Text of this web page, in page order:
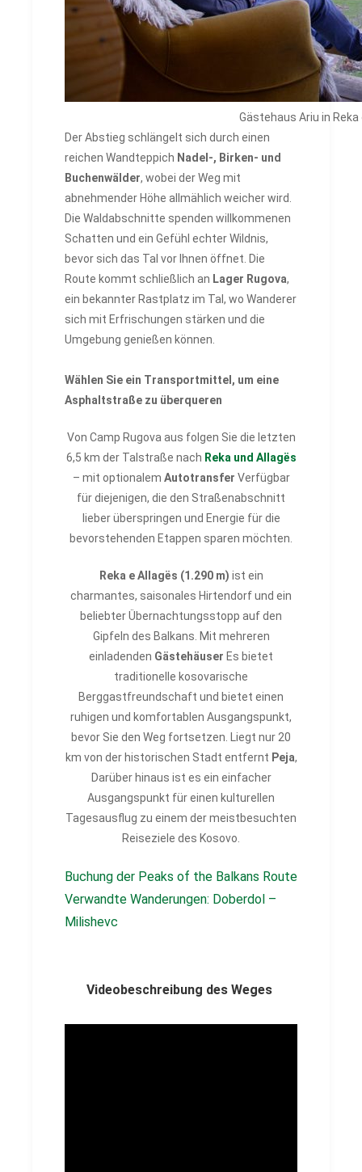
Gästehaus Ariu in Reka
Der Abstieg schlängelt sich durch einen
reichen Wandteppich Nadel-, Birken- und
Buchenwälder, wobei der Weg mit
abnehmender Höhe allmählich weicher wird.
Die Waldabschnitte spenden willkommenen
Schatten und ein Gefühl echter Wildnis,
bevor sich das Tal vor Ihnen öffnet. Die
Route kommt schließlich an Lager Rugova,
ein bekannter Rastplatz im Tal, wo Wanderer
sich mit Erfrischungen stärken und die
Umgebung genießen können.
Wählen Sie ein Transportmittel, um eine
Asphaltstraße zu überqueren
Von Camp Rugova aus folgen Sie die letzten
6,5 km der Talstraße nach Reka und Allagës
– mit optionalem Autotransfer Verfügbar
für diejenigen, die den Straßenabschnitt
lieber überspringen und Energie für die
bevorstehenden Etappen sparen möchten.
Reka e Allagës (1.290 m) ist ein
charmantes, saisonales Hirtendorf und ein
beliebter Übernachtungsstopp auf den
Gipfeln des Balkans. Mit mehreren
einladenden Gästehäuser Es bietet
traditionelle kosovarische
Berggastfreundschaft und bietet einen
ruhigen und komfortablen Ausgangspunkt,
bevor Sie den Weg fortsetzen. Liegt nur 20
km von der historischen Stadt entfernt Peja,
Darüber hinaus ist es ein einfacher
Ausgangspunkt für einen kulturellen
Tagesausflug zu einem der meistbesuchten
Reiseziele des Kosovo.
Buchung der Peaks of the Balkans Route
Verwandte Wanderungen: Doberdol –
Milishevc
Videobeschreibung des Weges